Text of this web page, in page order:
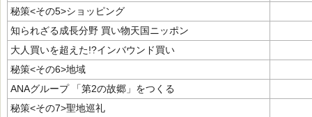
秘策<その5>ショッピング
知られざる成長分野 買い物天国ニッポン
大人買いを超えた!?インバウンド買い
秘策<その6>地域
ANAグループ 「第2の故郷」をつくる
秘策<その7>聖地巡礼